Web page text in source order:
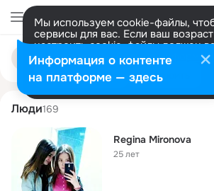
Мы используем cookie-файлы,
сервисы для вас. Если ваш
настроить cookie-файлы должен
представитель. Больше
Разрешить все Настроить
Поиск
людям
regina mironova
Люди169
Regina Mironova
25 лет
Информация о контенте
на платформе — здесь